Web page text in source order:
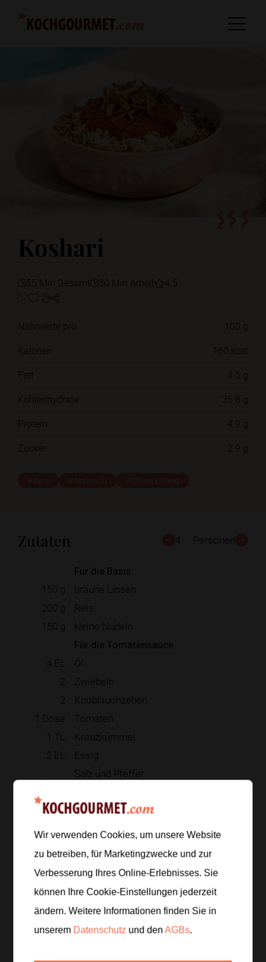
Koshari
55 Min Gesamt 30 Min Arbeit 4.5
Nährwerte pro
100 g
Kalorien
160 kcal
Fett
4.5 g
Kohlenhydrate
25.8 g
Protein
4.9 g
Zucker
2.9 g
Zutaten 4 Personen
Für die Basis:
150 g
braune Linsen
200 g
Reis
150 g kleine Nudeln
Für die Tomatensauce:
4 EL
Öl
2
Zwiebeln
2
Knoblauchzehen
1 Dose
Tomaten
1 TL
Kreuzkümmel
2 EL
Essig
Salz und Pfeffer
Zur Einkaufsliste hinzufügen
Zubereitung
Schritt 1/4
Linsen in Wasser garen, bis sie weich sind, aber
Wir verwenden Cookies, um unsere Website
zu betreiben, für Marketingzwecke und zur
Verbesserung Ihres Online-Erlebnisses. Sie
können Ihre Cookie-Einstellungen jederzeit
ändern. Weitere Informationen finden Sie in
unserem Datenschutz und denAGBs.